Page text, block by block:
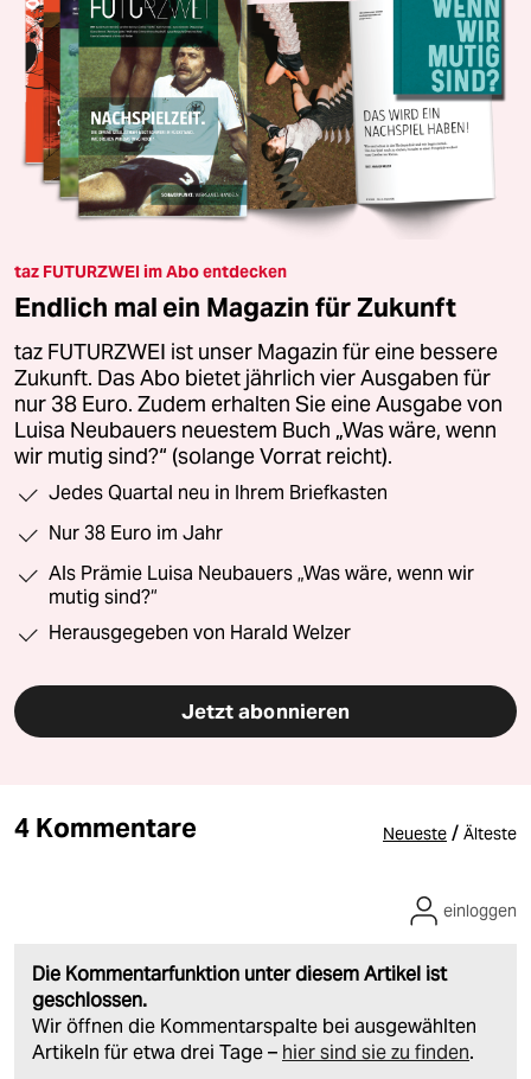
taz FUTURZWEI im Abo entdecken
Endlich mal ein Magazin für Zukunft
taz FUTURZWEI ist unser Magazin für eine bessere
Zukunft. Das Abo bietet jährlich vier Ausgaben für
nur 38 Euro. Zudem erhalten Sie eine Ausgabe von
Luisa Neubauers neuestem Buch „Was wäre, wenn
wir mutig sind?“ (solange Vorrat reicht).
Jedes Quartal neu in Ihrem Briefkasten
Nur 38 Euro im Jahr
Als Prämie Luisa Neubauers „Was wäre, wenn wir
mutig sind?“
Herausgegeben von Harald Welzer
Jetzt abonnieren
4 Kommentare Neueste / Älteste
Die Kommentarfunktion unter diesem Artikel ist
geschlossen.
Wir öffnen die Kommentarspalte bei ausgewählten
Artikeln für etwa drei Tage – hier sind sie zu finden.
einloggen